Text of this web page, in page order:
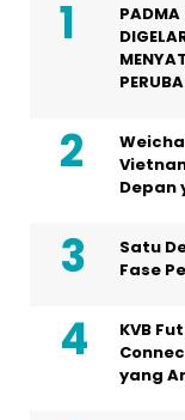
PADMA
Depan
Satu
Fase
KVB
yang